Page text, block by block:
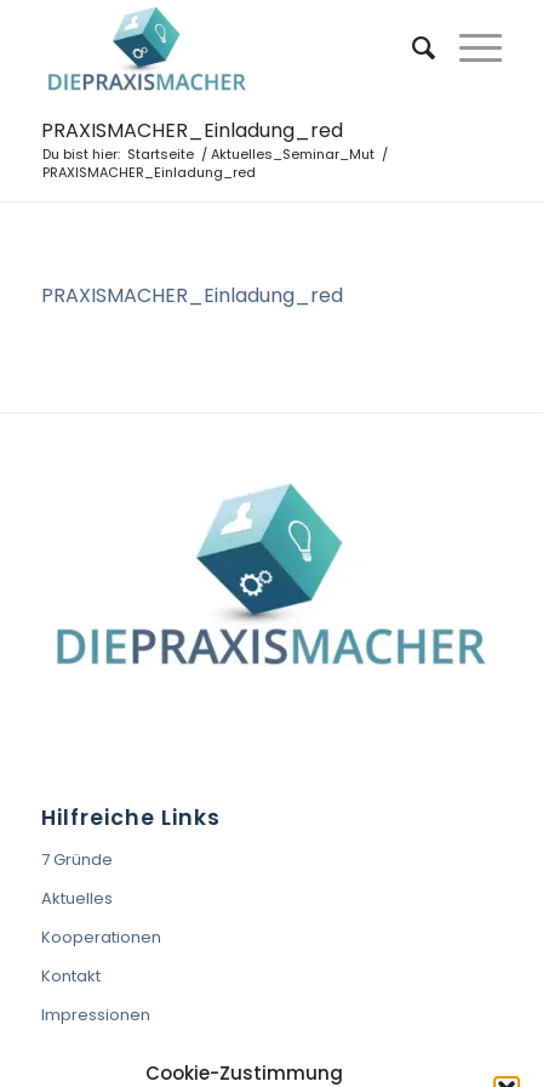
Cookie-Zustimmung
PRAXISMACHER_Einladung_red
Du bist hier: Startseite / Aktuelles_Seminar_Mut /
PRAXISMACHER_Einladung_red
PRAXISMACHER_Einladung_red
Hilfreiche Links
7 Gründe
Aktuelles
Kooperationen
Kontakt
Impressionen